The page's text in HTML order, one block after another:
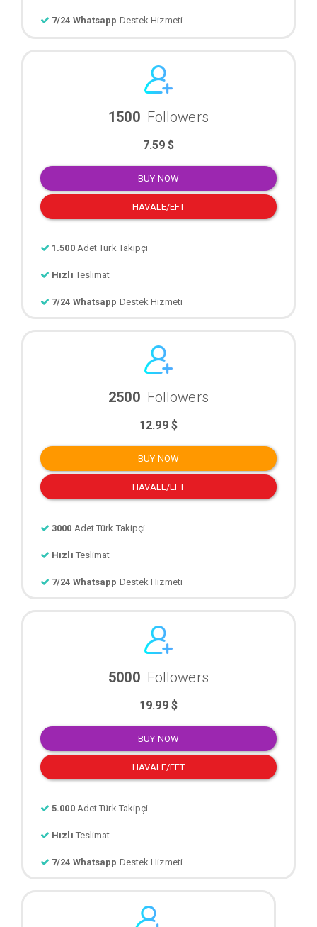
7/24 Whatsapp Destek Hizmeti
1500 Followers
7.59 $
BUY NOW
HAVALE/EFT
1.500 Adet Türk Takipçi
Hızlı Teslimat
7/24 Whatsapp Destek Hizmeti
2500 Followers
12.99 $
BUY NOW
HAVALE/EFT
3000 Adet Türk Takipçi
Hızlı Teslimat
7/24 Whatsapp Destek Hizmeti
5000 Followers
19.99 $
BUY NOW
HAVALE/EFT
5.000 Adet Türk Takipçi
Hızlı Teslimat
7/24 Whatsapp Destek Hizmeti